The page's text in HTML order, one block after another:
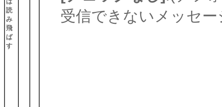
読
み
飛
ば
す
受信できないメッセ